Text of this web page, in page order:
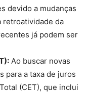
devido a mudanças
retroatividade da
já podem ser
Ao buscar novas
para a taxa de juros
(CET), que inclui